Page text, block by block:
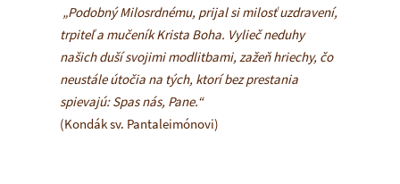
„Podobný Milosrdnému, prijal si milosť uzdravení,
trpiteľ a mučeník Krista Boha. Vylieč neduhy
našich duší svojimi modlitbami, zažeň hriechy, čo
neustále útočia na tých, ktorí bez prestania
spievajú: Spas nás, Pane.“
(Kondák sv. Pantaleimónovi)